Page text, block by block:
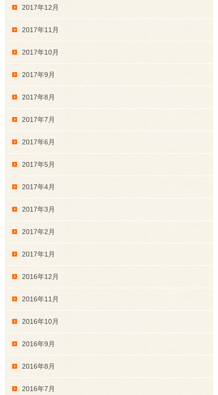
2017年12月
2017年11月
2017年10月
2017年9月
2017年8月
2017年7月
2017年6月
2017年5月
2017年4月
2017年3月
2017年2月
2017年1月
2016年12月
2016年11月
2016年10月
2016年9月
2016年8月
2016年7月